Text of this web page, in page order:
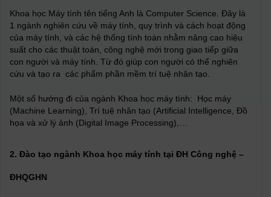
Khoa học Máy tính tên tiếng Anh là Computer Science. Đây là
1 ngành nghiên cứu về máy tính, quy trình và cách hoạt động
của máy tính, và các hệ thống tính toán nhằm nâng cao hiệu
suất cho các thuật toán, công nghệ mới trong giao tiếp giữa
con người và máy tính. Từ đó giúp con người có thể nghiên
cứu và tạo ra các phẩm phần mềm trí tuệ nhân tạo.
Một số hướng đi của ngành Khoa học máy tính: Học máy
(Machine Learning), Trí tuệ nhân tạo (Artificial Intelligence, Đồ
họa và xử lý ảnh (Digital Image Processing),…
2. Đào tạo ngành Khoa học máy tính tại ĐH Công nghệ –
ĐHQGHN